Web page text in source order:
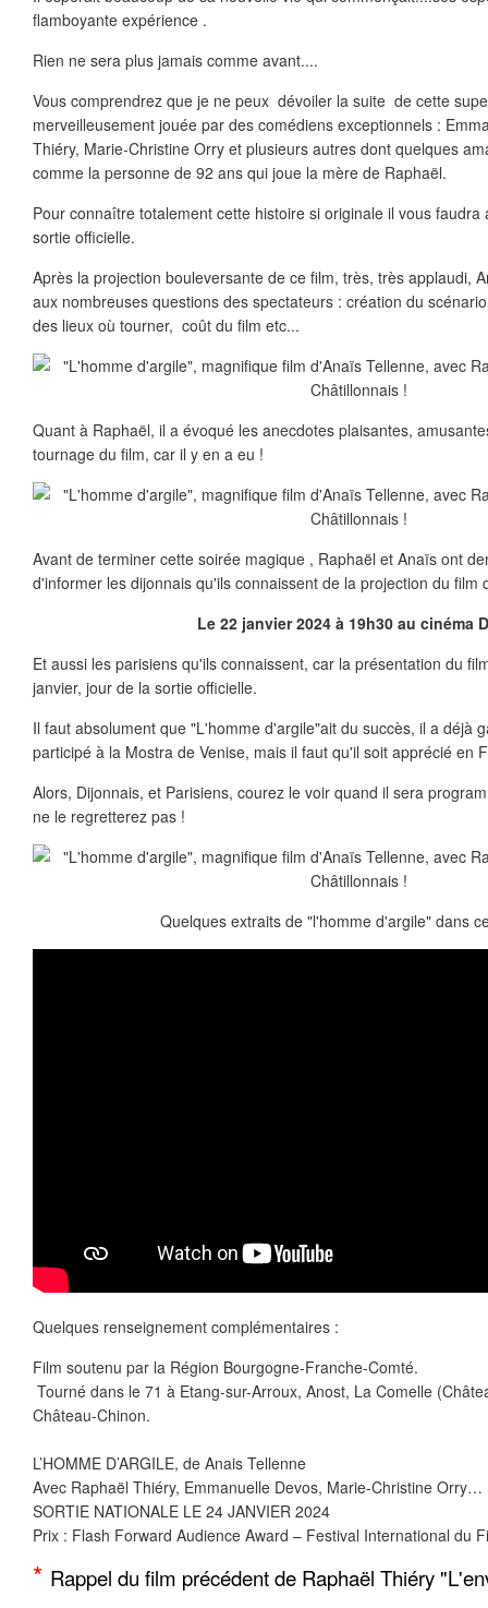
flamboyante expérience .
Rien ne sera plus jamais comme avant....
Vous comprendrez que je ne peux dévoiler la suite de cette
merveilleusement jouée par des comédiens exceptionnels :
Thiéry, Marie-Christine Orry et plusieurs autres dont quelques
comme la personne de 92 ans qui joue la mère de Raphaël.
Pour connaître totalement cette histoire si originale il vous faudra
sortie officielle.
Après la projection bouleversante de ce film, très, très applaudi,
aux nombreuses questions des spectateurs : création du
des lieux où tourner, coût du film etc...
Quant à Raphaël, il a évoqué les anecdotes plaisantes,
tournage du film, car il y en a eu !
Avant de terminer cette soirée magique , Raphaël et Anaïs ont
d'informer les dijonnais qu'ils connaissent de la projection du film
Le 22 janvier 2024 à 19h30 au cinéma
Et aussi les parisiens qu'ils connaissent, car la présentation du
janvier, jour de la sortie officielle.
Il faut absolument que "L'homme d'argile"ait du succès, il a déjà
participé à la Mostra de Venise, mais il faut qu'il soit apprécié en
Alors, Dijonnais, et Parisiens, courez le voir quand il sera
ne le regretterez pas !
Quelques extraits de "l'homme d'argile" dans
Quelques renseignement complémentaires :
Film soutenu par la Région Bourgogne-Franche-Comté.
Tourné dans le 71 à Etang-sur-Arroux, Anost, La Comelle
Château-Chinon.
L’HOMME D’ARGILE, de Anais Tellenne
Avec Raphaël Thiéry, Emmanuelle Devos, Marie-Christine Orry…
SORTIE NATIONALE LE 24 JANVIER 2024
Prix : Flash Forward Audience Award – Festival International du
* Rappel du film précédent de Raphaël Thiéry